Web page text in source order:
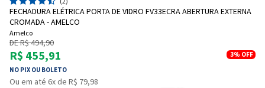
FECHADURA ELÉTRICA PORTA DE VIDRO FV33ECRA ABERTURA EXTERNA
CROMADA - AMELCO
Amelco
DE R$ 494,90
R$ 455,91
NO PIX OU BOLETO
3% OFF
Ou em até 6x de R$ 79,98